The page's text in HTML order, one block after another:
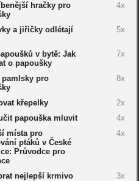
hračky pro
4x
a jiřičky odlétají
5x
v bytě: Jak
o papoušky
7x
pamlsky pro
8x
křepelky
2x
papouška mluvit
4x
místa pro
ptáků v České
Průvodce pro
4x
nejlepší krmivo
3x